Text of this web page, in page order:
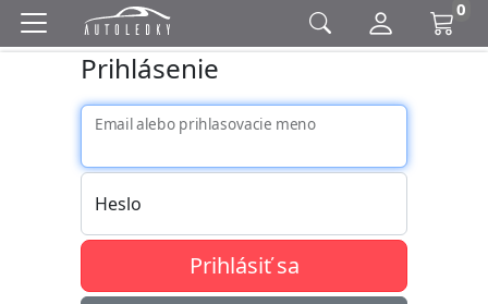
0
Prihlásenie
Email alebo prihlasovacie meno
Heslo
Prihlásiť sa